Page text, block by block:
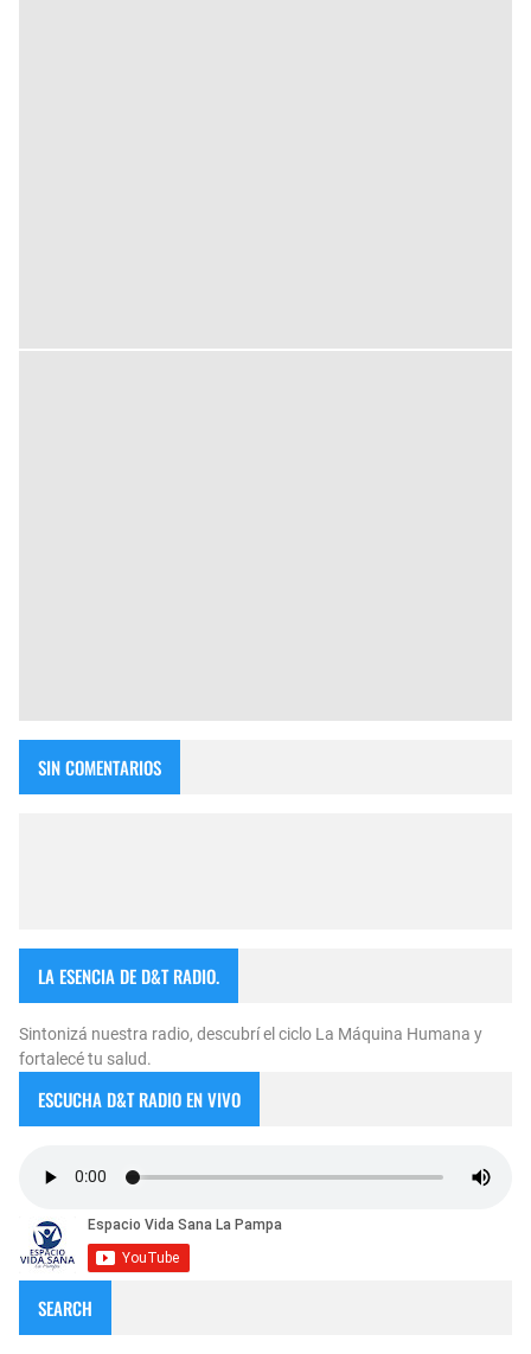
SIN COMENTARIOS
LA ESENCIA DE D&T RADIO.
Sintonizá nuestra radio, descubrí el ciclo La Máquina Humana y
fortalecé tu salud.
ESCUCHA D&T RADIO EN VIVO
SEARCH